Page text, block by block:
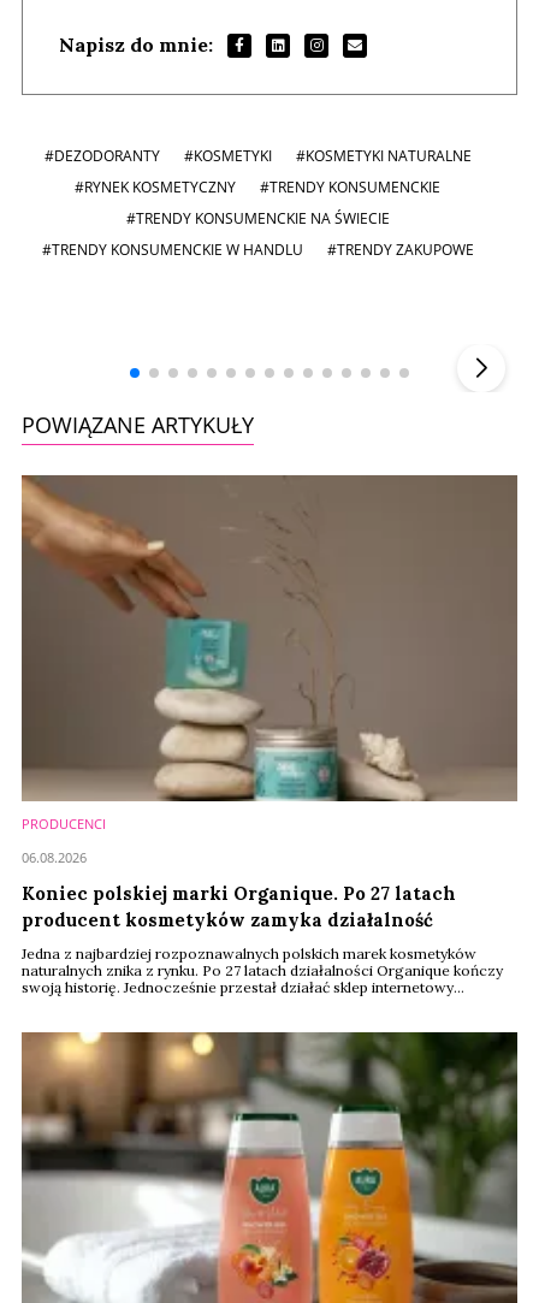
Napisz do mnie:
#DEZODORANTY #KOSMETYKI
#KOSMETYKI NATURALNE
#RYNEK KOSMETYCZNY
#TRENDY KONSUMENCKIE
#TRENDY KONSUMENCKIE NA ŚWIECIE
#TRENDY KONSUMENCKIE W HANDLU
#TRENDY ZAKUPOWE
POWIĄZANE ARTYKUŁY
PRODUCENCI
Koniec polskiej marki Organique. Po 27 latach
producent kosmetyków zamyka działalność
Jedna z najbardziej rozpoznawalnych polskich marek kosmetyków
naturalnych znika z rynku. Po 27 latach działalności Organique kończy
swoją historię. Jednocześnie przestał działać sklep internetowy
06.08.2026